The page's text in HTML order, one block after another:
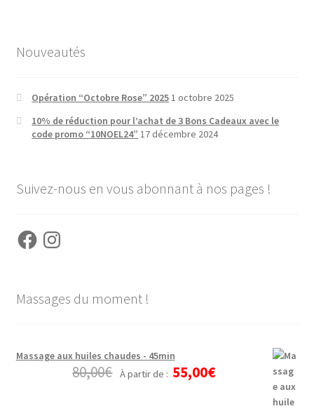
Nouveautés
Opération “Octobre Rose” 20251 octobre 2025
10% de réduction pour l’achat de 3 Bons Cadeaux avec le
code promo “10NOEL24” 17 décembre 2024
Suivez-nous en vous abonnant à nos pages !
FacebookInstagram
Massages du moment !
Massage aux huiles chaudes - 45min
80,00€ À partir de : 55,00€